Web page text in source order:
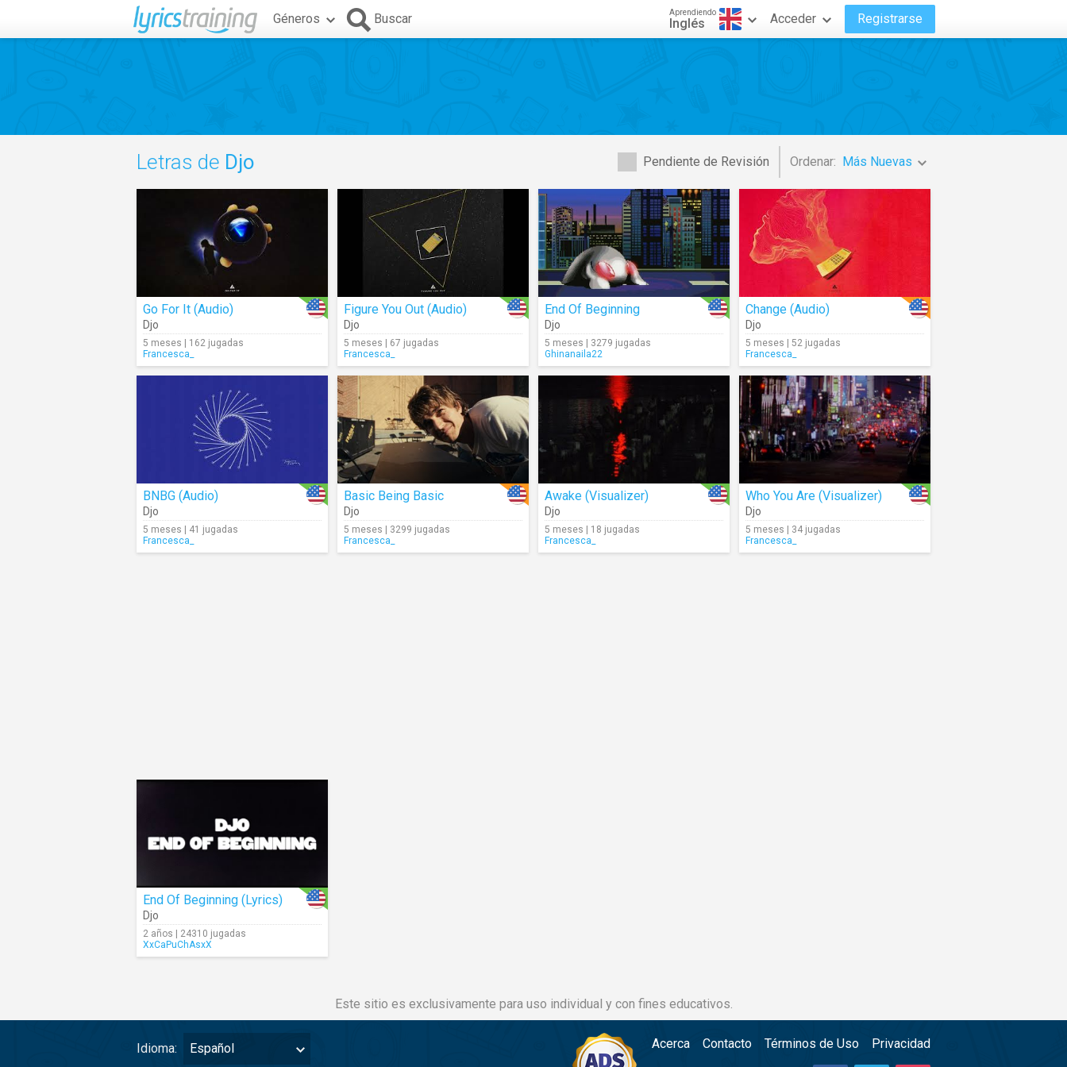
Géneros Buscar Aprendiendo
Inglés Acceder Registrarse
Pendiente de Revisión Ordenar: Más Nuevas
Letras de Djo
Go For It (Audio)
Djo
5 meses | 162 jugadas
Francesca_
Figure You Out (Audio)
Djo
5 meses | 67 jugadas
Francesca_
End Of Beginning
Djo
5 meses | 3279 jugadas
Ghinanaila22
Change (Audio)
Djo
5 meses | 52 jugadas
Francesca_
BNBG (Audio)
Djo
5 meses | 41 jugadas
Francesca_
Basic Being Basic
Djo
5 meses | 3299 jugadas
Francesca_
Awake (Visualizer)
Djo
5 meses | 18 jugadas
Francesca_
Who You Are (Visualizer)
Djo
5 meses | 34 jugadas
Francesca_
End Of Beginning (Lyrics)
Djo
2 años | 24310 jugadas
XxCaPuChAsxX
Este sitio es exclusivamente para uso individual y con fines educativos.
Idioma: Español Acerca Contacto Términos de Uso Privacidad